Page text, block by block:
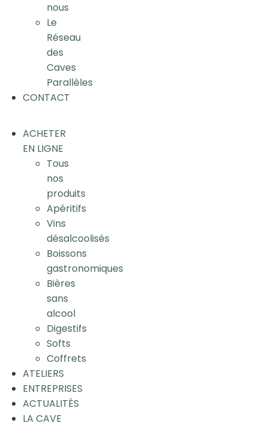
nous
Le
Réseau
des
Caves
Parallèles
CONTACT
ACHETER
EN LIGNE
Tous
nos
produits
Apéritifs
Vins
désalcoolisés
Boissons
gastronomiques
Bières
sans
alcool
Digestifs
Softs
Coffrets
ATELIERS
ENTREPRISES
ACTUALITÉS
LA CAVE